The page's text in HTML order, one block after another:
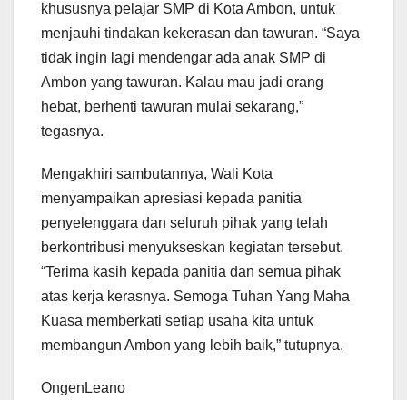
khususnya pelajar SMP di Kota Ambon, untuk
menjauhi tindakan kekerasan dan tawuran. “Saya
tidak ingin lagi mendengar ada anak SMP di
Ambon yang tawuran. Kalau mau jadi orang
hebat, berhenti tawuran mulai sekarang,”
tegasnya.
Mengakhiri sambutannya, Wali Kota
menyampaikan apresiasi kepada panitia
penyelenggara dan seluruh pihak yang telah
berkontribusi menyukseskan kegiatan tersebut.
“Terima kasih kepada panitia dan semua pihak
atas kerja kerasnya. Semoga Tuhan Yang Maha
Kuasa memberkati setiap usaha kita untuk
membangun Ambon yang lebih baik,” tutupnya.
OngenLeano